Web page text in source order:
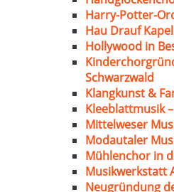
Harry-Potter-
Hau Drauf
Hollywood in
Schwarzwald
Klangkunst &
Kleeblattmusik
Mittelweser
Modautaler
Mühlenchor in
Musikwerkstatt
Neugründung